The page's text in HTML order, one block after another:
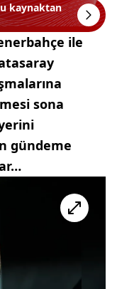
kaynaktan
ile
sona
gündeme